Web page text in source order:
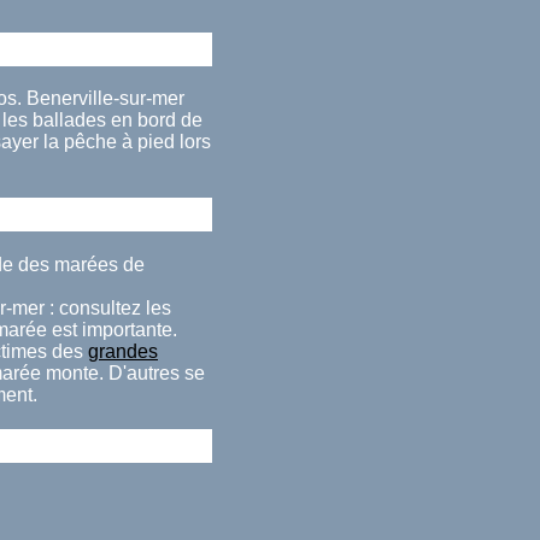
Benerville-sur-mer
ballades en bord de
la pêche à pied lors
des marées de
mer : consultez les
est importante.
des grandes
monte. D'autres se